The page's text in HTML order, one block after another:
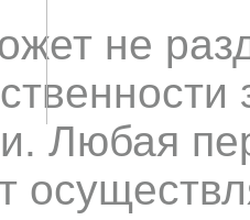
не
Любая